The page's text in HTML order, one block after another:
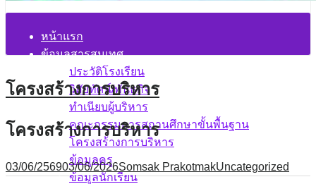
หน้าแรก
ข้อมูลสารสนเทศ
ประวัติโรงเรียน
วิสัยทัศน์/พันธกิจ
ทำเนียบผู้บริหาร
คณะกรรมการสถานศึกษาขั้นพื้นฐาน
โครงสร้างการบริหาร
ข้อมูลครู
ข้อมูลนักเรียน
โครงสร้างการบริหาร
โครงสร้างการบริหาร
03/06/256903/06/2026Somsak PrakotmakUncategorized